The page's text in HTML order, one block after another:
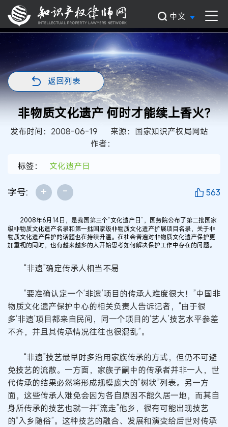
中文
返回列表
非物质文化遗产 何时才能续上香火?
发布时间：2008-06-19
来源：国家知识产权局网站
作者：
标签：
文化遗产日
字号: + - 563
2008年6月14日，是我国第三个“文化遗产日”，国务院公布了第二批国家
级非物质文化遗产名录和第一批国家级非物质文化遗产扩展项目名录，关于非
物质文化遗产保护的话题也在持续升温。在社会普遍对非物质文化遗产保护更
加重视的同时，也有越来越多的人开始思考如何解决保护工作中存在的问题。
“非遗”确定传承人相当不易
“要准确认定一个‘非遗’项目的传承人难度很大！”中国非
物质文化遗产保护中心的相关负责人告诉记者，“由于很
多‘非遗’项目都来自民间，同一个项目的‘艺人’技艺水平参差
不齐，并且其传承情况往往也很混乱”。
“非遗”技艺最早时多沿用家族传承的方式，但仍不可避
免技艺的流散。一方面，家族子嗣中的传承者并非一人，世
代传承的结果必然将形成规模庞大的“树状”列表。另一方
面，这些传承人难免会因为各自原因不能久居一地，而其自
身所传承的技艺也就一并“流走”他乡，很有可能出现技艺
的“入乡随俗”。这种技艺的融合、发展和演变给后世对传承